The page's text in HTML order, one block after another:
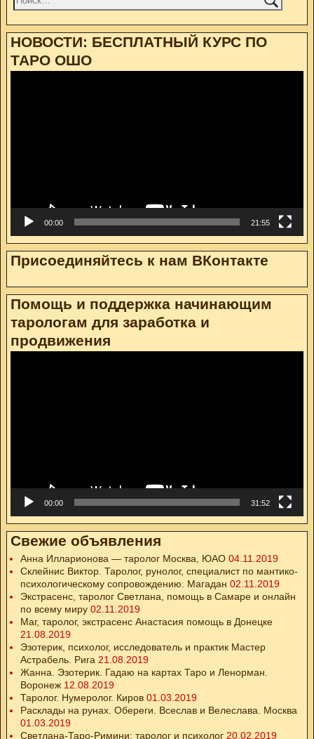
НОВОСТИ: БЕСПЛАТНЫЙ КУРС ПО
ТАРО ОШО
00:00 21:55
Присоединяйтесь к нам ВКонтакте
Помощь и поддержка начинающим
тарологам для заработка и
продвижения
00:00 31:52
Свежие объявления
Анна Илларионова — таролог Москва, ЮАО 04.11.2019
Склейнис Виктор. Таролог, рунолог, специалист по мантико-
психологическому сопровождению. Магадан 02.11.2019
Экстрасенс, таролог Светлана, помощь в Самаре и онлайн
по всему миру 02.11.2019
Маг, таролог, экстрасенс Анастасия помощь в Донецке
21.08.2019
Эзотерик, психолог, исследователь и практик Мастер
Астрабель. Рига 21.08.2019
Жанна. Эзотерик. Гадаю на картах Таро и Ленорман.
Воронеж 12.08.2019
Таролог. Нумеролог. Киров 01.03.2019
Расклады на рунах. Обереги. Всеслав и Велеслава. Москва
01.03.2019
Светлана-Таро-Римини: таролог и психолог 20.02.2019